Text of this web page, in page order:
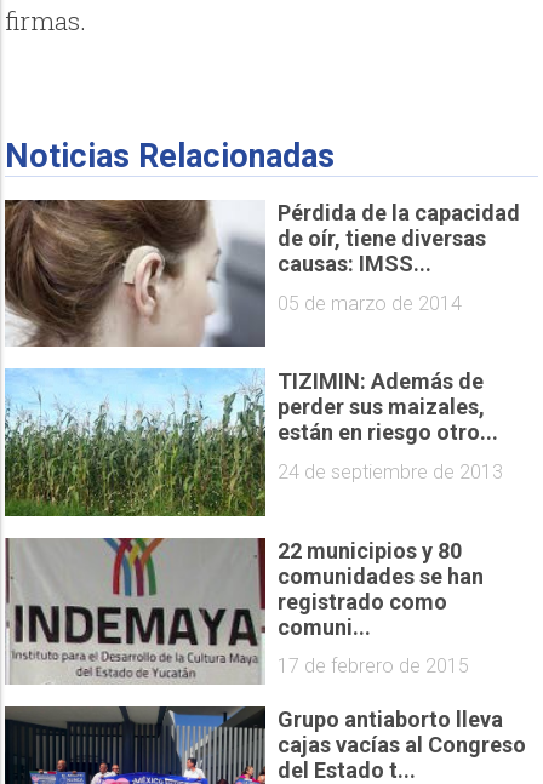
firmas.
Noticias Relacionadas
Pérdida de la capacidad
de oír, tiene diversas
causas: IMSS...
05 de marzo de 2014
TIZIMIN: Además de
perder sus maizales,
están en riesgo otro...
24 de septiembre de 2013
22 municipios y 80
comunidades se han
registrado como
comuni...
17 de febrero de 2015
Grupo antiaborto lleva
cajas vacías al Congreso
del Estado t...